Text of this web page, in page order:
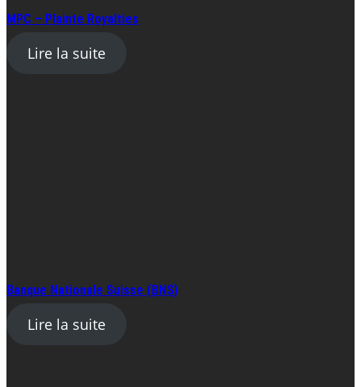
MPC – Plainte Royalties
Lire la suite
Banque Nationale Suisse (BNS)
Lire la suite